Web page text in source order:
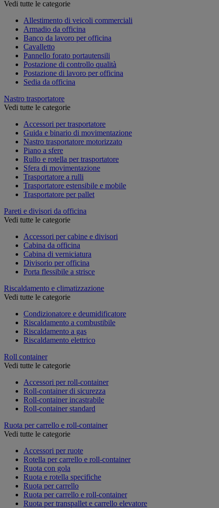
Vedi tutte le categorie
Allestimento di veicoli commerciali
Armadio da officina
Banco da lavoro per officina
Cavalletto
Pannello forato portautensili
Postazione di controllo qualità
Postazione di lavoro per officina
Sedia da officina
Nastro trasportatore
Vedi tutte le categorie
Accessori per trasportatore
Guida e binario di movimentazione
Nastro trasportatore motorizzato
Piano a sfere
Rullo e rotella per trasportatore
Sfera di movimentazione
Trasportatore a rulli
Trasportatore estensibile e mobile
Trasportatore per pallet
Pareti e divisori da officina
Vedi tutte le categorie
Accessori per cabine e divisori
Cabina da officina
Cabina di verniciatura
Divisorio per officina
Porta flessibile a strisce
Riscaldamento e climatizzazione
Vedi tutte le categorie
Condizionatore e deumidificatore
Riscaldamento a combustibile
Riscaldamento a gas
Riscaldamento elettrico
Roll container
Vedi tutte le categorie
Accessori per roll-container
Roll-container di sicurezza
Roll-container incastrabile
Roll-container standard
Ruota per carrello e roll-container
Vedi tutte le categorie
Accessori per ruote
Rotella per carrello e roll-container
Ruota con gola
Ruota e rotella specifiche
Ruota per carrello
Ruota per carrello e roll-container
Ruota per transpallet e carrello elevatore